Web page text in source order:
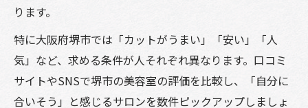
技術力を重視した美容室選びの具体策
あなたの雰囲気に合う堺市の美容室探し
美容室選びで重要なカウンセリング体験
ります。
特に大阪府堺市では「カットがうまい」「安い」「人
気」など、求める条件が人それぞれ異なります。口コミ
サイトやSNSで堺市の美容室の評価を比較し、「自分に
合いそう」と感じるサロンを数件ピックアップしましょ